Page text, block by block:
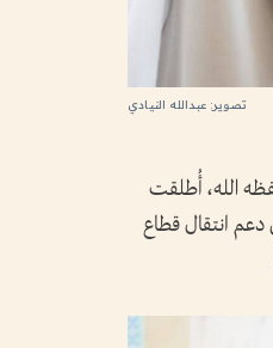
تصوير: عبدالله النيادي
الله، أُطلقت
دعم انتقال قطاع